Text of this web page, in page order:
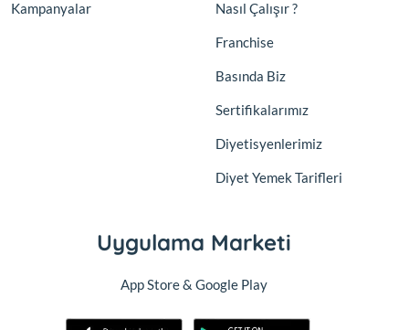
Kampanyalar Nasıl Çalışır ?
Franchise
Basında Biz
Sertifikalarımız
Diyetisyenlerimiz
Diyet Yemek Tarifleri
Uygulama Marketi
App Store & Google Play